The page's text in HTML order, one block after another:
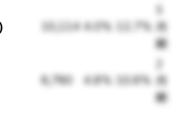
10,114 4.0% 12.7%
5
月
期
8,780 4.8% 10.6%
2
月
期